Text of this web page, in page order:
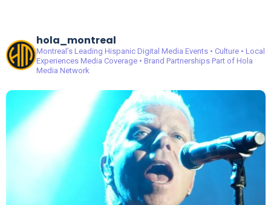
hola_montreal
Montreal’s Leading Hispanic Digital Media Events • Culture • Local
ExperiencesMedia Coverage • Brand PartnershipsPart of Hola
Media Network